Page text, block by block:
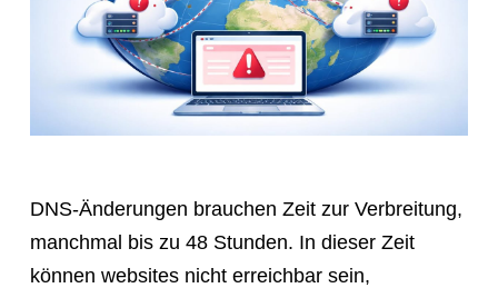
DNS-Änderungen brauchen Zeit zur Verbreitung,
manchmal bis zu 48 Stunden. In dieser Zeit
können websites nicht erreichbar sein,